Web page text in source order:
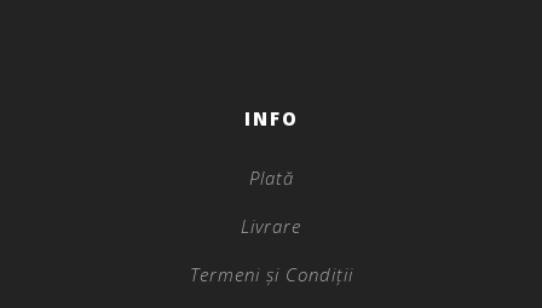
INFO
Plată
Livrare
Termeni și Condiții